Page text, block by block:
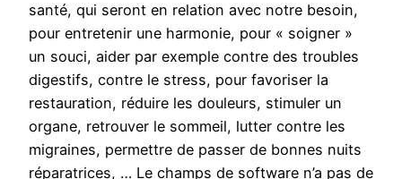
santé, qui seront en relation avec notre besoin,
pour entretenir une harmonie, pour « soigner »
un souci, aider par exemple contre des troubles
digestifs, contre le stress, pour favoriser la
restauration, réduire les douleurs, stimuler un
organe, retrouver le sommeil, lutter contre les
migraines, permettre de passer de bonnes nuits
réparatrices, … Le champs de software n’a pas de